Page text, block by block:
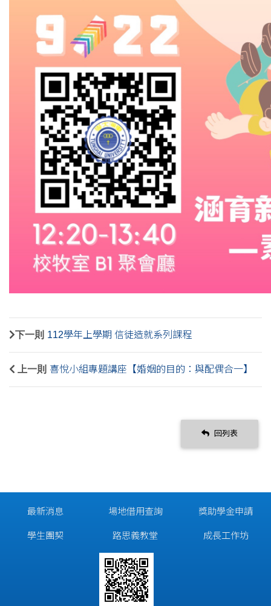
下一則 112學年上學期 信徒造就系列課程
上一則 喜悅小組專題講座【婚姻的目的：與配偶合一】
回列表
最新消息
學生團契
場地借用查詢
路思義教堂
獎助學金申請
成長工作坊